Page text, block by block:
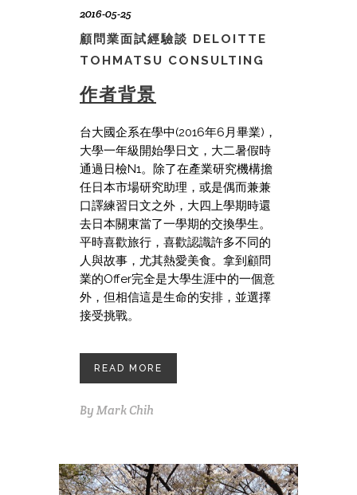
2016-05-25
顧問業面試經驗談 DELOITTE
TOHMATSU CONSULTING
作者背景
台大國企系在學中(2016年6月畢業)，
大學一年級開始學日文，大二暑假時
通過日檢N1。除了在產業研究機構擔
任日本市場研究助理，或是偶而兼兼
口譯練習日文之外，大四上學期時還
去日本關東當了一學期的交換學生。
平時喜歡旅行，喜歡認識許多不同的
人與故事，尤其熱愛美食。拿到顧問
業的Offer完全是大學生涯中的一個意
外，但相信這是生命的安排，並選擇
接受挑戰。
READ MORE
By Mark Chih